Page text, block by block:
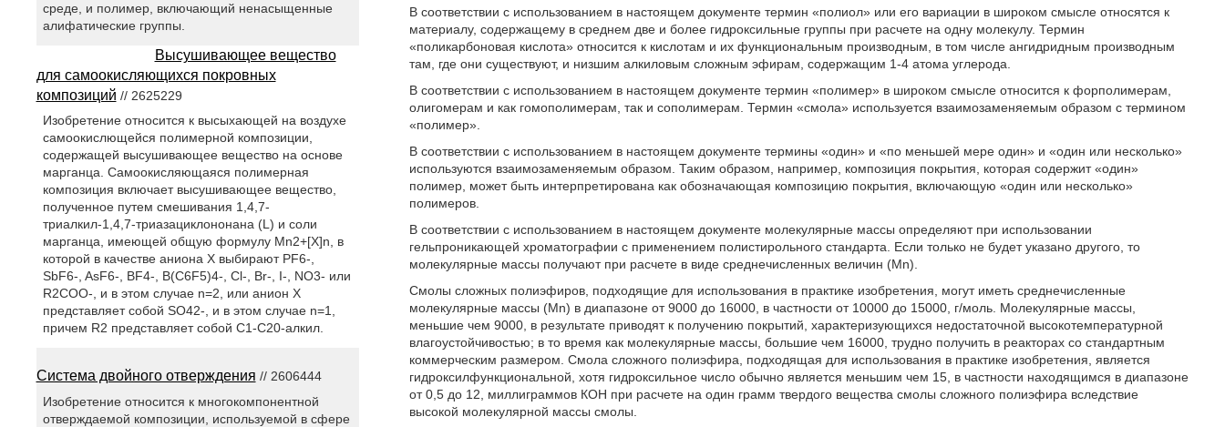
В соответствии с использованием в настоящем документе термин «полиол» или его вариации в широком смысле относятся к
материалу, содержащему в среднем две и более гидроксильные группы при расчете на одну молекулу. Термин
«поликарбоновая кислота» относится к кислотам и их функциональным производным, в том числе ангидридным производным
там, где они существуют, и низшим алкиловым сложным эфирам, содержащим 1-4 атома углерода.
В соответствии с использованием в настоящем документе термин «полимер» в широком смысле относится к форполимерам,
олигомерам и как гомополимерам, так и сополимерам. Термин «смола» используется взаимозаменяемым образом с термином
«полимер».
В соответствии с использованием в настоящем документе термины «один» и «по меньшей мере один» и «один или несколько»
используются взаимозаменяемым образом. Таким образом, например, композиция покрытия, которая содержит «один»
полимер, может быть интерпретирована как обозначающая композицию покрытия, включающую «один или несколько»
полимеров.
В соответствии с использованием в настоящем документе молекулярные массы определяют при использовании
гельпроникающей хроматографии с применением полистирольного стандарта. Если только не будет указано другого, то
молекулярные массы получают при расчете в виде среднечисленных величин (Mn).
Смолы сложных полиэфиров, подходящие для использования в практике изобретения, могут иметь среднечисленные
молекулярные массы (Mn) в диапазоне от 9000 до 16000, в частности от 10000 до 15000, г/моль. Молекулярные массы,
меньшие чем 9000, в результате приводят к получению покрытий, характеризующихся недостаточной высокотемпературной
влагоустойчивостью; в то время как молекулярные массы, большие чем 16000, трудно получить в реакторах со стандартным
коммерческим размером. Смола сложного полиэфира, подходящая для использования в практике изобретения, является
гидроксилфункциональной, хотя гидроксильное число обычно является меньшим чем 15, в частности находящимся в диапазоне
от 0,5 до 12, миллиграммов КОН при расчете на один грамм твердого вещества смолы сложного полиэфира вследствие
высокой молекулярной массы смолы.
среде, и полимер, включающий ненасыщенные
алифатические группы.
Высушивающее вещество
для самоокисляющихся покровных
композиций // 2625229
Изобретение относится к высыхающей на воздухе
самоокислющейся полимерной композиции,
содержащей высушивающее вещество на основе
марганца. Самоокисляющаяся полимерная
композиция включает высушивающее вещество,
полученное путем смешивания 1,4,7-
триалкил-1,4,7-триазациклононана (L) и соли
марганца, имеющей общую формулу Mn2+[X]n, в
которой в качестве аниона X выбирают PF6-,
SbF6-, AsF6-, BF4-, B(C6F5)4-, Cl-, Br-, I-, NO3- или
R2COO-, и в этом случае n=2, или анион X
представляет собой SO42-, и в этом случае n=1,
причем R2 представляет собой C1-C20-алкил.
Система двойного отверждения // 2606444
Изобретение относится к многокомпонентной
отверждаемой композиции, используемой в сфере